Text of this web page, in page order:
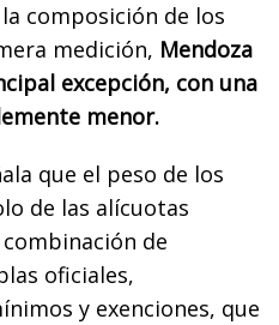
composición de los
medición, Mendoza
excepción, con una
menor.
que el peso de los
de las alícuotas
de
oficiales,
y exenciones, que